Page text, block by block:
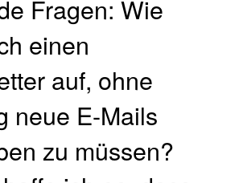
Fragen: Wie
einen
auf, ohne
neue E-Mails
zu müssen?